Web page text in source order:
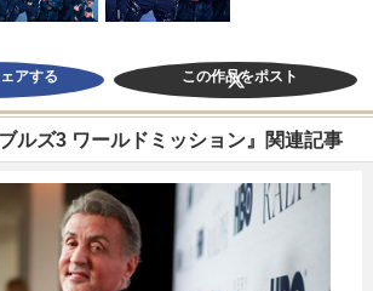
アする この作品をポスト
ルズ3 ワールドミッション』関連記事